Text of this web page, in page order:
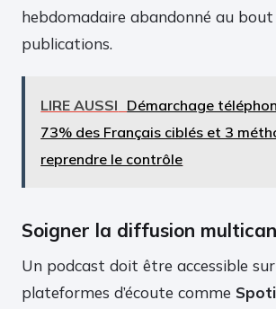
hebdomadaire abandonné au
publications.
LIRE AUSSI Démarchage
73% des Français ciblés et 3
reprendre le contrôle
Soigner la diffusion
Un podcast doit être accessible
plateformes d’écoute comme